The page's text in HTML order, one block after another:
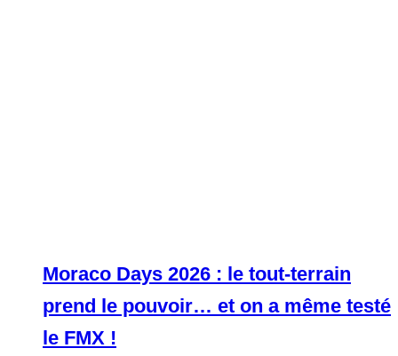
Moraco Days 2026 : le tout-terrain
prend le pouvoir… et on a même testé
le FMX !